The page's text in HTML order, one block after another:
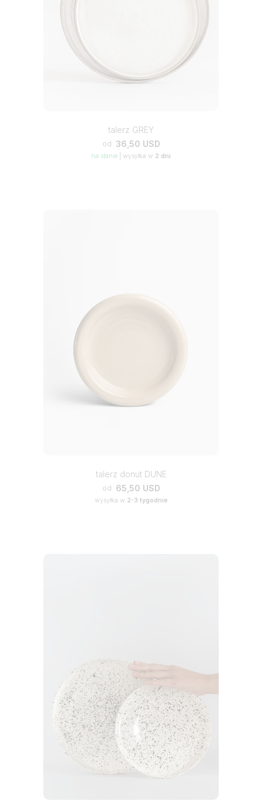
talerz GREY
od 36,50 USD
na stanie wysyłka w 2 dni
talerz donut DUNE
od 65,50 USD
wysyłka w 2-3 tygodnie